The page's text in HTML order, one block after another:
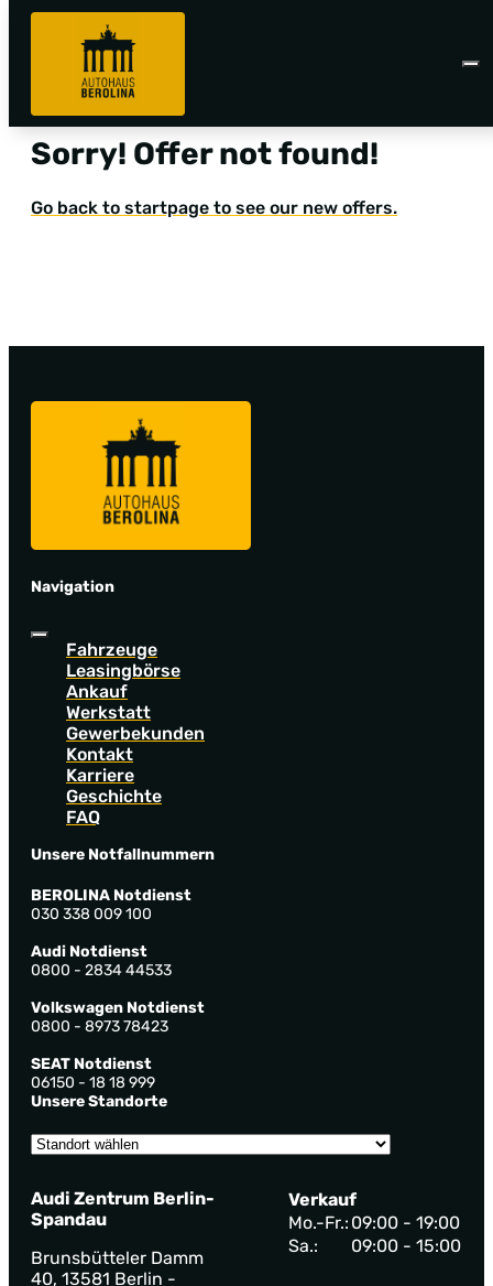
Sorry! Offer not found!
Go back to startpage to see our new offers.
Navigation
Fahrzeuge
Leasingbörse
Ankauf
Werkstatt
Gewerbekunden
Kontakt
Karriere
Geschichte
FAQ
Unsere Notfallnummern
BEROLINA Notdienst
030 338 009 100
Audi Notdienst
0800 - 2834 44533
Volkswagen Notdienst
0800 - 8973 78423
SEAT Notdienst
06150 - 18 18 999
Unsere Standorte
Audi Zentrum Berlin-
Spandau
Brunsbütteler Damm
40, 13581 Berlin -
Verkauf
Mo.-Fr.: 09:00 - 19:00
Sa.:
09:00 - 15:00